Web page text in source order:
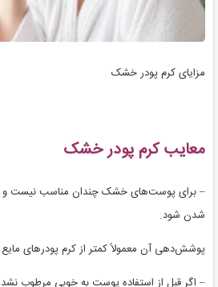
مزایای کرم پودر خشک
معایب کرم پودر خشک
– برای پوست‌های خشک چندان مناسب نیست و
شدن شود.
پوشش‌دهی آن معمولاً کمتر از کرم پودرهای
– اگر قبل از استفاده پوست به خوبی مرطوب